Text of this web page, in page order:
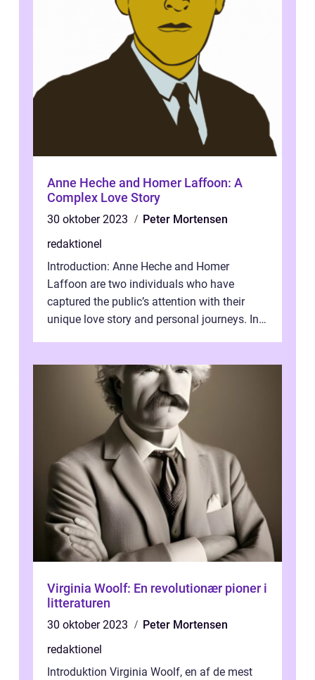
Anne Heche and Homer Laffoon: A
Complex Love Story
30 oktober 2023
Peter Mortensen
redaktionel
Introduction: Anne Heche and Homer
Laffoon are two individuals who have
captured the public’s attention with their
unique love story and personal journeys. In
Virginia Woolf: En revolutionær pioner i
litteraturen
30 oktober 2023
Peter Mortensen
redaktionel
Introduktion Virginia Woolf, en af de mest